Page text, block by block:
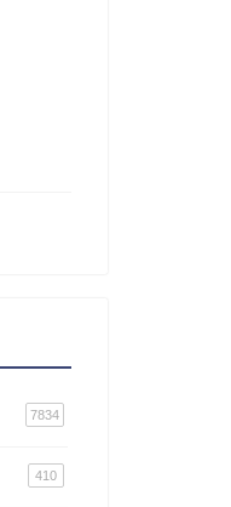
7834
410